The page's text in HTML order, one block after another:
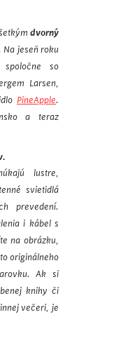
dvorný
jeseň roku
so
Larsen,
PineApple.
a teraz
lustre,
svietidlá
prevedení.
i kábel s
na obrázku,
originálneho
Ak si
knihy či
večeri, je